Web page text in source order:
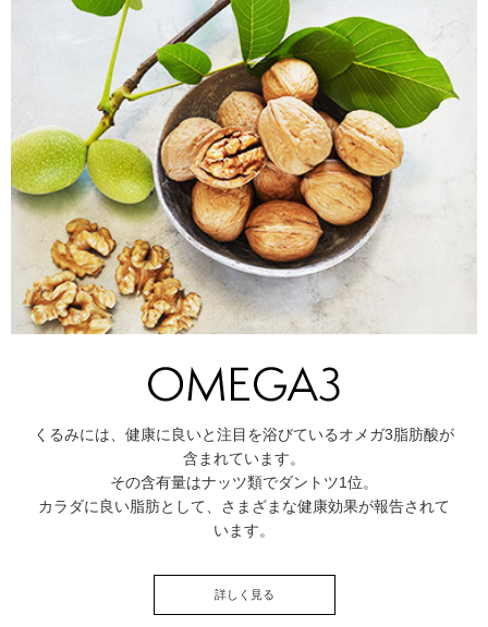
くるみには、健康に良いと注目を浴びているオメガ3脂肪酸が
含まれています。
その含有量はナッツ類でダントツ1位。
カラダに良い脂肪として、さまざまな健康効果が報告されて
います。
詳しく見る